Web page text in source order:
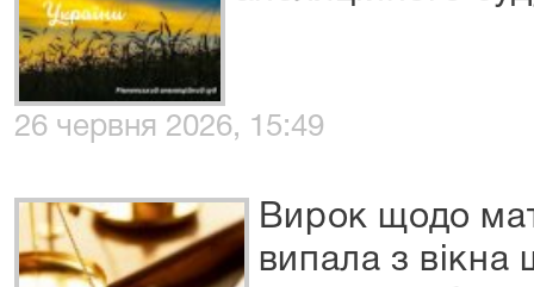
26 червня 2026, 15:49
Вирок щодо
випала з вікна